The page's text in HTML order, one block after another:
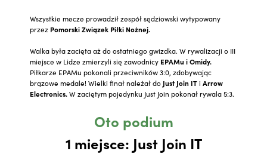
Wszystkie mecze prowadził zespół sędziowski wytypowany
przez Pomorski Związek Piłki Nożnej.
Walka była zacięta aż do ostatniego gwizdka. W rywalizacji o III
miejsce w Lidze zmierzyli się zawodnicy EPAMu i Omidy.
Piłkarze EPAMu pokonali przeciwników 3:0, zdobywając
brązowe medale! Wielki finał należał do Just Join ITi Arrow
Electronics.W zaciętym pojedynku Just Join pokonał rywala 5:3.
Oto podium
1 miejsce: Just Join IT